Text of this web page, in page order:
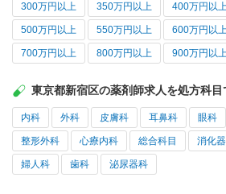
300万円以上 350万円以上 400万円以
500万円以上 550万円以上 600万円以
700万円以上 800万円以上 900万円以
東京都新宿区の薬剤師求人を処方科目
内科 外科 皮膚科 耳鼻科 眼科
整形外科 心療内科 総合科目 消化
婦人科 歯科 泌尿器科